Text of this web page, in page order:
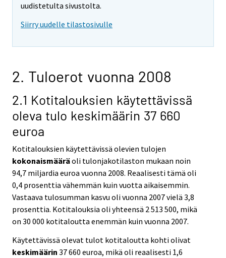
uudistetulta sivustolta.
Siirry uudelle tilastosivulle
2. Tuloerot vuonna 2008
2.1 Kotitalouksien käytettävissä
oleva tulo keskimäärin 37 660
euroa
Kotitalouksien käytettävissä olevien tulojen
kokonaismääräoli tulonjakotilaston mukaan noin
94,7 miljardia euroa vuonna 2008. Reaalisesti tämä oli
0,4 prosenttia vähemmän kuin vuotta aikaisemmin.
Vastaava tulosumman kasvu oli vuonna 2007 vielä 3,8
prosenttia. Kotitalouksia oli yhteensä 2 513 500, mikä
on 30 000 kotitaloutta enemmän kuin vuonna 2007.
Käytettävissä olevat tulot kotitaloutta kohti olivat
keskimäärin 37 660 euroa, mikä oli reaalisesti 1,6